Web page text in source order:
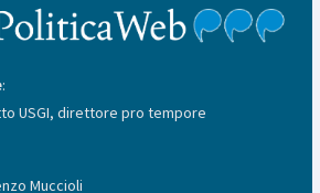
:
USGI, direttore pro tempore
Muccioli